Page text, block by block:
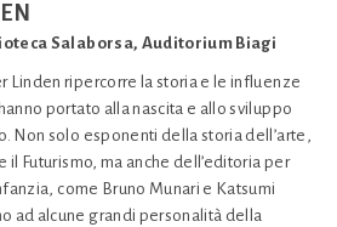
Salaborsa, Auditorium Biagi
Linden ripercorre la storia e le influenze
portato alla nascita e allo sviluppo
Non solo esponenti della storia dell’arte,
il Futurismo, ma anche dell’editoria per
come Bruno Munari e Katsumi
ad alcune grandi personalità della